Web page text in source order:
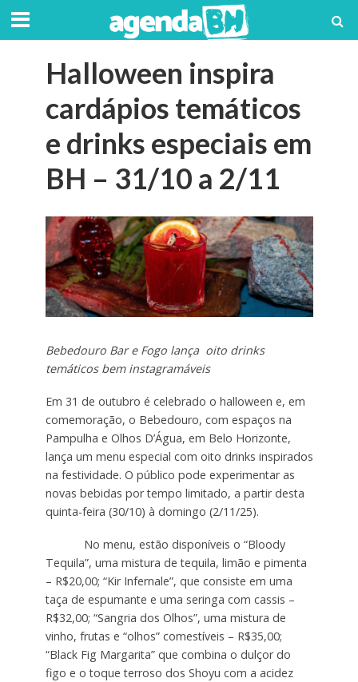
Halloween inspira
cardápios temáticos
e drinks especiais em
BH – 31/10 a 2/11
Bebedouro Bar e Fogo lança oito drinks
temáticos bem instagramáveis
Em 31 de outubro é celebrado o halloween e, em
comemoração, o Bebedouro, com espaços na
Pampulha e Olhos D’Água, em Belo Horizonte,
lança um menu especial com oito drinks inspirados
na festividade. O público pode experimentar as
novas bebidas por tempo limitado, a partir desta
quinta-feira (30/10) à domingo (2/11/25).
No menu, estão disponíveis o “Bloody
Tequila”, uma mistura de tequila, limão e pimenta
– R$20,00; “Kir Infernale”, que consiste em uma
taça de espumante e uma seringa com cassis –
R$32,00; “Sangria dos Olhos”, uma mistura de
vinho, frutas e “olhos” comestíveis – R$35,00;
“Black Fig Margarita” que combina o dulçor do
figo e o toque terroso dos Shoyu com a acidez